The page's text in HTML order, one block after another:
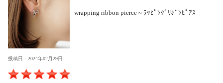
wrapping ribbon pierce～ﾗｯﾋﾟﾝｸﾞﾘﾎﾞﾝﾋﾟｱｽ
投稿日：2024年02月29日